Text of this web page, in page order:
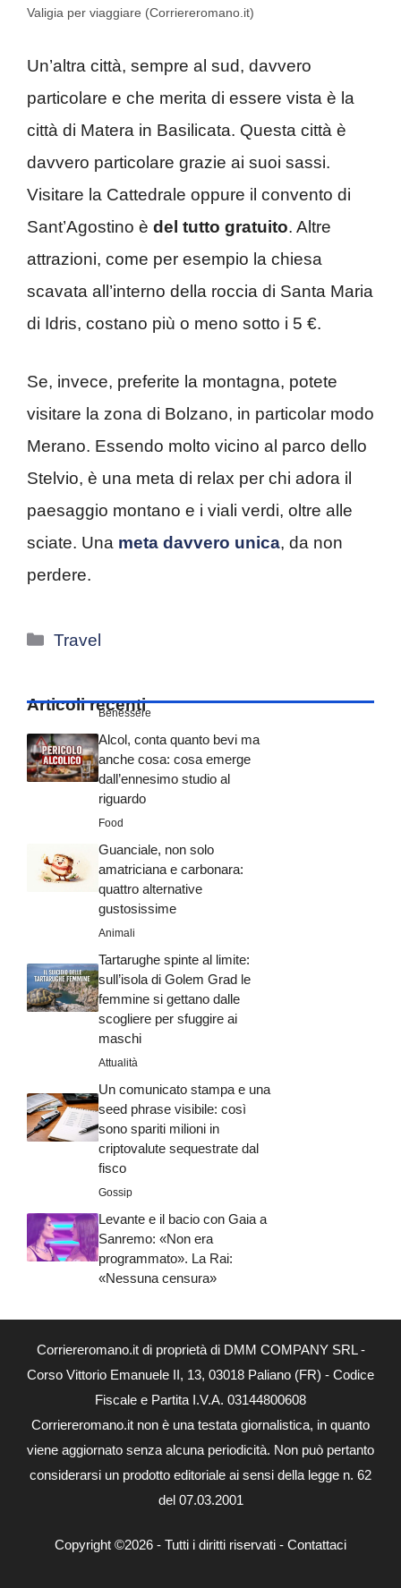
Valigia per viaggiare (Corriereromano.it)
Un’altra città, sempre al sud, davvero
particolare e che merita di essere vista è la
città di Matera in Basilicata. Questa città è
davvero particolare grazie ai suoi sassi.
Visitare la Cattedrale oppure il convento di
Sant’Agostino è del tutto gratuito. Altre
attrazioni, come per esempio la chiesa
scavata all’interno della roccia di Santa Maria
di Idris, costano più o meno sotto i 5 €.
Se, invece, preferite la montagna, potete
visitare la zona di Bolzano, in particolar modo
Merano. Essendo molto vicino al parco dello
Stelvio, è una meta di relax per chi adora il
paesaggio montano e i viali verdi, oltre alle
sciate. Una meta davvero unica, da non
perdere.
Categorie
Travel
Articoli recenti
Benessere
Alcol, conta quanto bevi ma
anche cosa: cosa emerge
dall’ennesimo studio al
riguardo
Food
Guanciale, non solo
amatriciana e carbonara:
quattro alternative
gustosissime
Animali
Tartarughe spinte al limite:
sull’isola di Golem Grad le
femmine si gettano dalle
scogliere per sfuggire ai
maschi
Attualità
Un comunicato stampa e una
seed phrase visibile: così
sono spariti milioni in
criptovalute sequestrate dal
fisco
Gossip
Levante e il bacio con Gaia a
Sanremo: «Non era
programmato». La Rai:
«Nessuna censura»
Corriereromano.it di proprietà di DMM COMPANY SRL -
Corso Vittorio Emanuele II, 13, 03018 Paliano (FR) - Codice
Fiscale e Partita I.V.A. 03144800608
Corriereromano.it non è una testata giornalistica, in quanto
viene aggiornato senza alcuna periodicità. Non può pertanto
considerarsi un prodotto editoriale ai sensi della legge n. 62
del 07.03.2001
Copyright ©2026 - Tutti i diritti riservati - Contattaci